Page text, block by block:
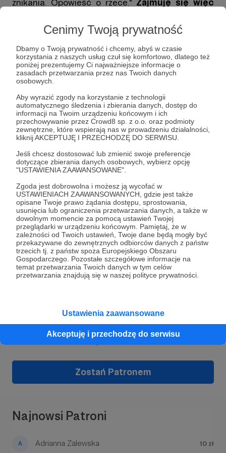
Cenimy Twoją prywatność
Dbamy o Twoją prywatność i chcemy, abyś w czasie
korzystania z naszych usług czuł się komfortowo, dlatego też
poniżej prezentujemy Ci najważniejsze informacje o
zasadach przetwarzania przez nas Twoich danych
osobowych.
Aby wyrazić zgody na korzystanie z technologii
automatycznego śledzenia i zbierania danych, dostęp do
informacji na Twoim urządzeniu końcowym i ich
przechowywanie przez Crowd8 sp. z o.o. oraz podmioty
zewnętrzne, które wspierają nas w prowadzeniu działalności,
kliknij AKCEPTUJĘ I PRZECHODZĘ DO SERWISU.
Jeśli chcesz dostosować lub zmienić swoje preferencje
dotyczące zbierania danych osobowych, wybierz opcję
"USTAWIENIA ZAAWANSOWANE".
Zgoda jest dobrowolna i możesz ją wycofać w
USTAWIENIACH ZAAWANSOWANYCH, gdzie jest także
opisane Twoje prawo żądania dostępu, sprostowania,
usunięcia lub ograniczenia przetwarzania danych, a także w
dowolnym momencie za pomocą ustawień Twojej
przeglądarki w urządzeniu końcowym. Pamiętaj, że w
zależności od Twoich ustawień, Twoje dane będą mogły być
przekazywane do zewnętrznych odbiorców danych z państw
trzecich tj. z państw spoza Europejskiego Obszaru
Gospodarczego. Pozostałe szczegółowe informacje na
temat przetwarzania Twoich danych w tym celów
przetwarzania znajdują się w naszej polityce prywatności.
Ustawienia zaawansowane
Akceptuję i przechodzę do serwisu
znikania. Opowieść o rzece." Zajmuję się więc
Chciałbym aby retencja wody kojarzyła się z
łąkami, podmokłymi lasami, torfowiskami,
dolinami rzek i starorzeczami czyli z krajobrazem
przyrodniczym a nie z betonowymi zbiornikami.
Walczę o uważne planowanie przestrzeni ludzkich
aby nie wkraczał ona na tereny podmokłe. Walczę
o renaturyzację zdegradowanych rzek i terenów
podmokłych. Walczę o podmiotowe traktowanie
wody i przyrody. Edukuję i pracuję z lokalnymi
- prowadzę interwencje - w tym monitoring
siedlisk bobrowych ale przede wszystkim
próby likwidacji systemów odwadniających
tereny mokradłowe czyli rowów melioracyjnych
(to błędna nazwa bo w Polsce to się prawie w
100% rowy odwadniające). Na codzień areną
moich działań jest Urzecze a konkretnie gmina
Konstancin-Jeziorna.Działam lokalnie bo tylko
w taki rodzaj sprawczości wierzę i wiem, że te
działania inspirują wiele i wielu w całej
Polsce.
Rozwiń opis
Wesprzyj działalność Autora
Daniel Petryczkiewicz
Zostań Patronem
Najnowsi Patroni
Adrianna Zalewska 10 zł